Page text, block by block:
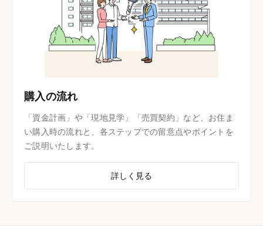
購入の流れ
「資金計画」や「現地見学」「売買契約」など、お住ま
い購入時の流れと、各ステップでの留意点やポイントを
ご説明いたします。
詳しく見る